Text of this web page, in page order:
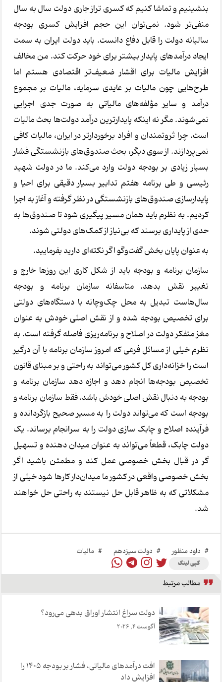
بنشینیم و تماشا کنیم که کسری تراز جاری دولت سال به سال
منفی‌تر شود. نمی‌توان این حجم افزایش کسری بودجه
سالیانه دولت را قابل دفاع دانست. باید دولت ایران به سمت
ایجاد درآمدهای پایدار بیشتر برای خود حرکت کند. من مخالف
افزایش مالیات برای اقشار ضعیف‌تر اقتصادی هستم اما
طرح‌هایی چون مالیات بر عایدی سرمایه، مالیات بر مجموع
درآمد و سایر مؤلفه‌های مالیاتی به صورت جدی اجرایی
نمی‌شوند. مگر نه اینکه پایدارترین درآمد دولت‌ها بحث مالیات
است. چرا ثروتمندان و افراد برخوردارتر در ایران، مالیات کافی
نمی‌پردازند. از سوی دیگر، بحث صندوق‌های بازنشستگی فشار
بسیار زیادی بر بودجه دولت وارد می‌کند. ما در دولت شهید
رئیسی و طی برنامه هفتم تدابیر بسیار دقیقی برای احیا و
پایدارسازی صندوق‌های بازنشستگی در نظر گرفته و آغاز به اجرا
کردیم. به نظرم باید همان مسیر پیگیری شود تا صندوق‌ها به
حدی از پایداری برسند که بی‌نیاز از کمک‌های دولتی شوند.
به عنوان پایان بخش گفت‌وگو اگر نکته‌ای دارید بفرمایید.
سازمان برنامه و بودجه باید از شکل کاری این روزها خارج و
تغییر نقش بدهد. متاسفانه سازمان برنامه و بودجه
سال‌هاست تبدیل به محل چک‌وچانه با دستگاه‌های دولتی
برای تخصیص بودجه شده و از نقش اصلی خودش به عنوان
مغز متفکر دولت در اصلاح و برنامه‌ریزی فاصله گرفته است. به
نظرم خیلی از مسائل فرعی که امروز سازمان برنامه با آن درگیر
است را خزانه‌داری کل کشور می‌تواند به راحتی و بر مبنای قانون
تخصیص بودجه‌ها انجام دهد و اجازه دهد سازمان برنامه و
بودجه به دنبال نقش اصلی خودش باشد. فقط سازمان برنامه و
بودجه است که می‌تواند دولت را به مسیر صحیح بازگردانده و
فرآینده اصلاح و چابک سازی دولت را به سرانجام برساند. یک
دولت چابک، قطعاً می‌تواند به عنوان میدان دهنده و تسهیل
گر در قبال بخش خصوصی عمل کند و مطمئن باشید اگر
بخش خصوصی واقعی در کشور ما میدان‌دار کارها شود خیلی از
مشکلاتی که به ظاهر قابل حل نیستند به راحتی حل خواهند
شد.
# داود منظور # دولت سیزدهم # مالیات
کپی لینک
مطالب مرتبط
دولت سراغ انتشار اوراق بدهی می‌رود؟
آگوست 4, 2026
افت درآمدهای مالیاتی، فشار بر بودجه ۱۴۰۵ را
افزایش داد